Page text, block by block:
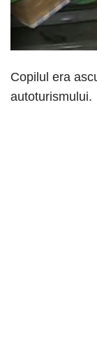
Copilul era
autoturismului.